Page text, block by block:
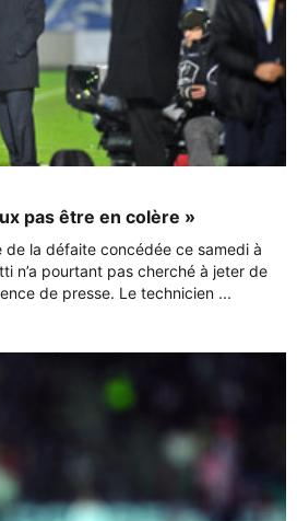
pas être en colère »
de la défaite concédée ce samedi à
n’a pourtant pas cherché à jeter de
de presse. Le technicien ...